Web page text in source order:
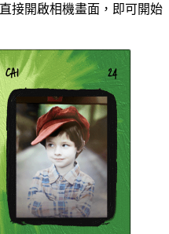
接開啟相機畫面，即可開始